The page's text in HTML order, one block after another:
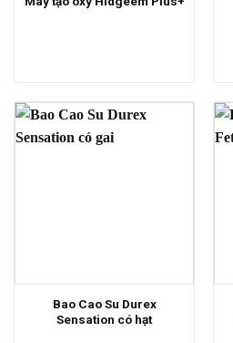
Bao Cao Su Durex
Sensation có hạt